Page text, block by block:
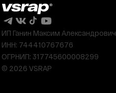
ИП Ганин Максим Александрович
ИНН: 744410767676
ОГРНИП: 317745600008299
© 2026 VSRAP